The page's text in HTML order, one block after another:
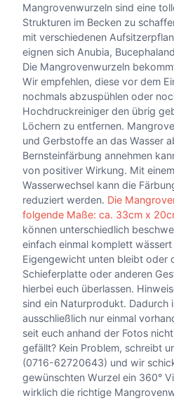
Mangrovenwurzeln sind eine
Strukturen im Becken zu
mit verschiedenen
eignen sich Anubia,
Die Mangrovenwurzeln
Wir empfehlen, diese vor dem
nochmals abzuspühlen oder
Hochdruckreiniger den übrig
Löchern zu entfernen.
und Gerbstoffe an das Wasser
Bernsteinfärbung annehmen
von positiver Wirkung. Mit
Wasserwechsel kann die
reduziert werden. Die
folgende Maße: ca. 33cm x
können unterschiedlich
einfach einmal komplett
Eigengewicht unten bleibt oder
Schieferplatte oder anderen
hierbei euch überlassen.
sind ein Naturprodukt. Dadurch
ausschließlich nur einmal
seit euch anhand der Fotos
gefällt? Kein Problem, schreibt
(0716-62720643) und wir
gewünschten Wurzel ein 360°
wirklich die richtige